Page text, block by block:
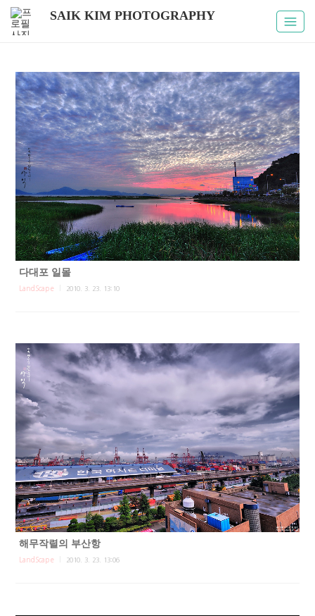
SAIK KIM PHOTOGRAPHY
다대포 일몰
LandScape 2010. 3. 23. 13:10
해무작렬의 부산항
LandScape 2010. 3. 23. 13:06